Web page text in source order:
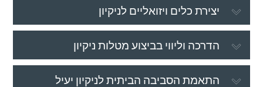
יצירת כלים ויזואליים לניקיון
הדרכה וליווי בביצוע מטלות ניקיון
התאמת הסביבה הביתית לניקיון יעיל